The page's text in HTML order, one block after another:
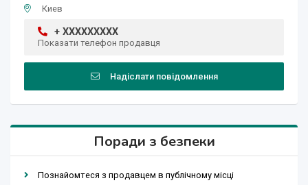
Киев
+ XXXXXXXXX
Показати телефон продавця
Надіслати повідомлення
Поради з безпеки
Познайомтеся з продавцем в публічному місці